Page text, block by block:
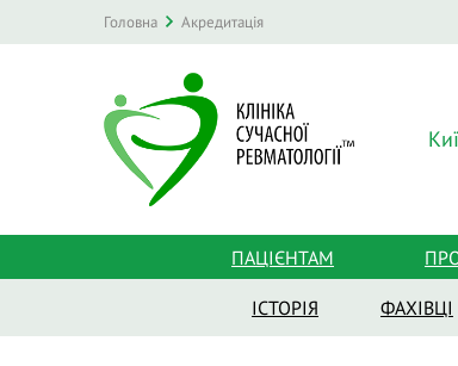
Головна Акредитація
ПАЦІЄНТАМ
ІСТОРІЯ ФАХІВЦІ